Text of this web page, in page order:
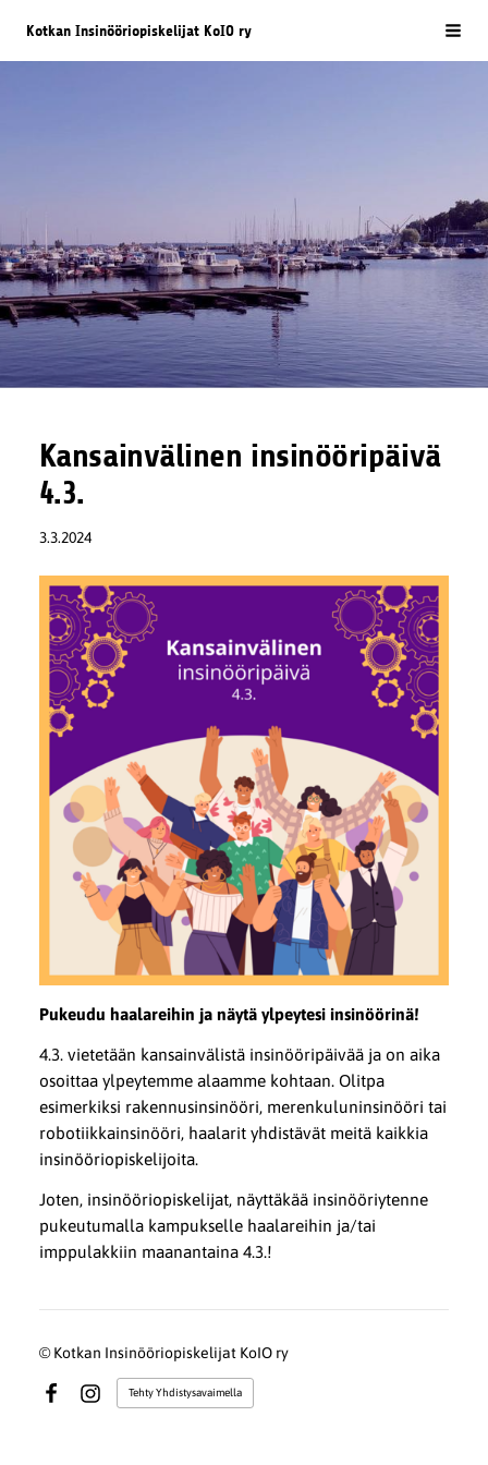
Siirry
Kotkan Insinööriopiskelijat KoIO ry
Kansainvälinen insinööripäivä
4.3.
3.3.2024
Pukeudu haalareihin ja näytä ylpeytesi insinöörinä!
4.3. vietetään kansainvälistä insinööripäivää ja on aika
osoittaa ylpeytemme alaamme kohtaan. Olitpa
esimerkiksi rakennusinsinööri, merenkuluninsinööri tai
robotiikkainsinööri, haalarit yhdistävät meitä kaikkia
insinööriopiskelijoita.
Joten, insinööriopiskelijat, näyttäkää insinööriytenne
pukeutumalla kampukselle haalareihin ja/tai
imppulakkiin maanantaina 4.3.!
©Kotkan Insinööriopiskelijat KoIO ry
Instagram
Tehty Yhdistysavaimella